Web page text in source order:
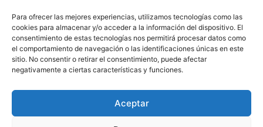
Para ofrecer las mejores experiencias, utilizamos tecnologías como las
cookies para almacenar y/o acceder a la información del dispositivo. El
consentimiento de estas tecnologías nos permitirá procesar datos como
el comportamiento de navegación o las identificaciones únicas en este
sitio. No consentir o retirar el consentimiento, puede afectar
negativamente a ciertas características y funciones.
Aceptar
CONTACTA CON NOSOTROS